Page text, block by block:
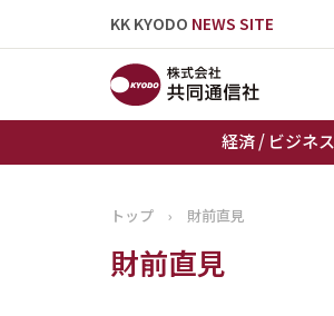
KK KYODO NEWS SITE
経済 / ビジネス
トップページ
トップ › 財前直見
財前直見